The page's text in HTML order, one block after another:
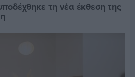
τη νέα έκθεση της